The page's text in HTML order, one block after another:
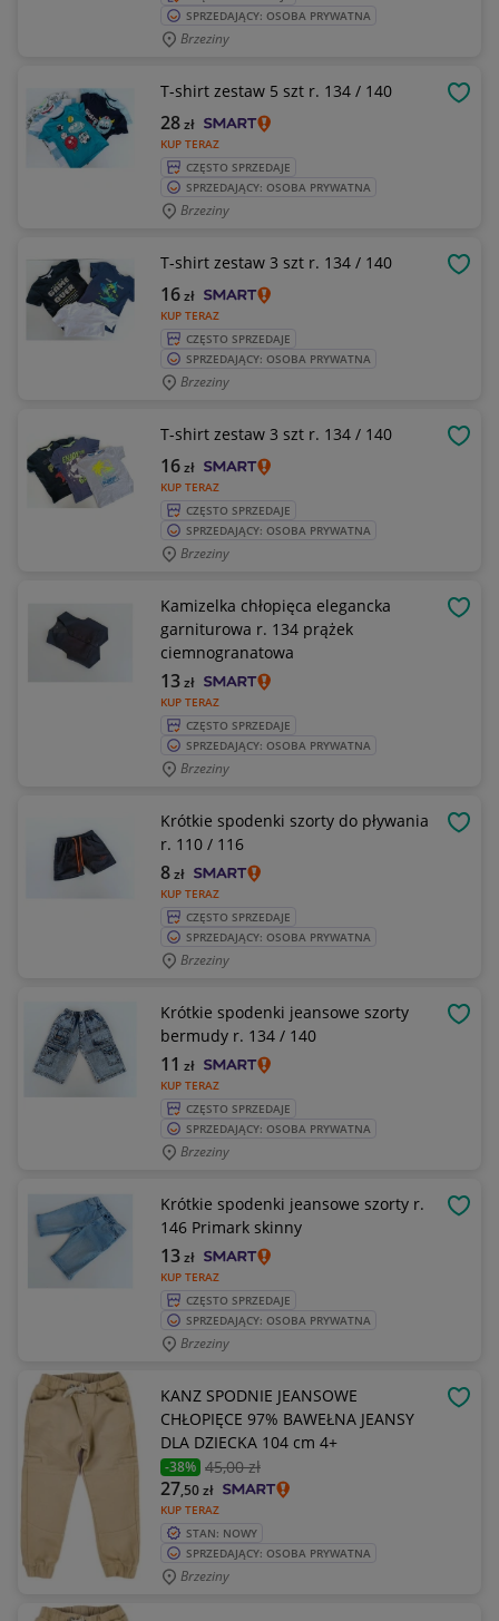
SPRZEDAJĄCY: OSOBA PRYWATNA
Brzeziny
T-shirt zestaw 5 szt r. 134 / 140
KUP TERAZ
28zł
CZĘSTO SPRZEDAJE
SPRZEDAJĄCY: OSOBA PRYWATNA
Brzeziny
T-shirt zestaw 3 szt r. 134 / 140
KUP TERAZ
16zł
CZĘSTO SPRZEDAJE
SPRZEDAJĄCY: OSOBA PRYWATNA
Brzeziny
T-shirt zestaw 3 szt r. 134 / 140
KUP TERAZ
16zł
CZĘSTO SPRZEDAJE
SPRZEDAJĄCY: OSOBA PRYWATNA
Brzeziny
Kamizelka chłopięca elegancka
garniturowa r. 134 prążek
ciemnogranatowa
KUP TERAZ
13zł
CZĘSTO SPRZEDAJE
SPRZEDAJĄCY: OSOBA PRYWATNA
Brzeziny
Krótkie spodenki szorty do pływania
r. 110 / 116
KUP TERAZ
8zł
CZĘSTO SPRZEDAJE
SPRZEDAJĄCY: OSOBA PRYWATNA
Brzeziny
Krótkie spodenki jeansowe szorty
bermudy r. 134 / 140
KUP TERAZ
11 zł
CZĘSTO SPRZEDAJE
SPRZEDAJĄCY: OSOBA PRYWATNA
Brzeziny
Krótkie spodenki jeansowe szorty r.
146 Primark skinny
KUP TERAZ
13zł
CZĘSTO SPRZEDAJE
SPRZEDAJĄCY: OSOBA PRYWATNA
Brzeziny
KANZ SPODNIE JEANSOWE
CHŁOPIĘCE 97% BAWEŁNA JEANSY
DLA DZIECKA 104 cm 4+
-38% 45,00 zł
KUP TERAZ
27,50zł
STAN: NOWY
SPRZEDAJĄCY: OSOBA PRYWATNA
Brzeziny